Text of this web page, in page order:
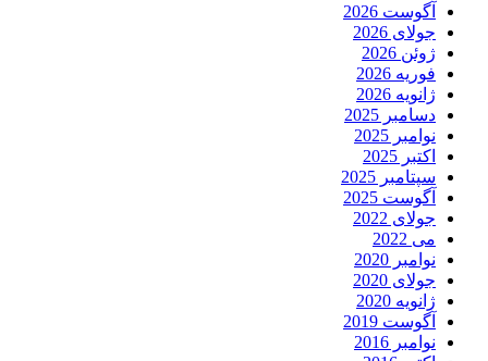
آگوست 2026
جولای 2026
ژوئن 2026
فوریه 2026
ژانویه 2026
دسامبر 2025
نوامبر 2025
اکتبر 2025
سپتامبر 2025
آگوست 2025
جولای 2022
می 2022
نوامبر 2020
جولای 2020
ژانویه 2020
آگوست 2019
نوامبر 2016